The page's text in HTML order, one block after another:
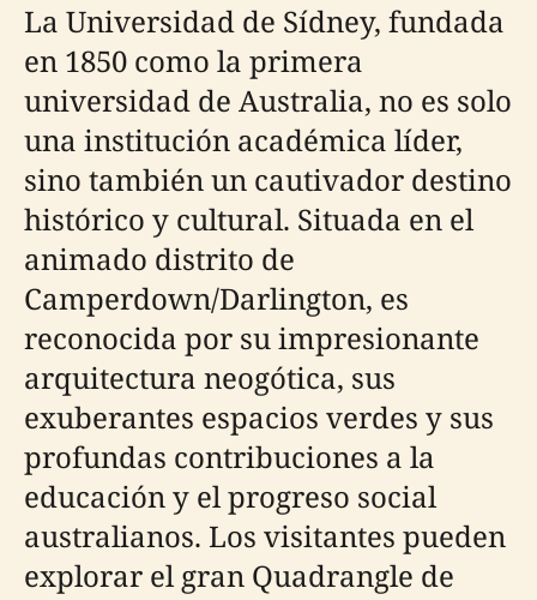
La Universidad de Sídney, fundada
en 1850 como la primera
universidad de Australia, no es solo
una institución académica líder,
sino también un cautivador destino
histórico y cultural. Situada en el
animado distrito de
Camperdown/Darlington, es
reconocida por su impresionante
arquitectura neogótica, sus
exuberantes espacios verdes y sus
profundas contribuciones a la
educación y el progreso social
australianos. Los visitantes pueden
explorar el gran Quadrangle de